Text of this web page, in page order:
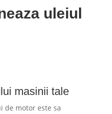
uleiul
masinii tale
de motor este sa